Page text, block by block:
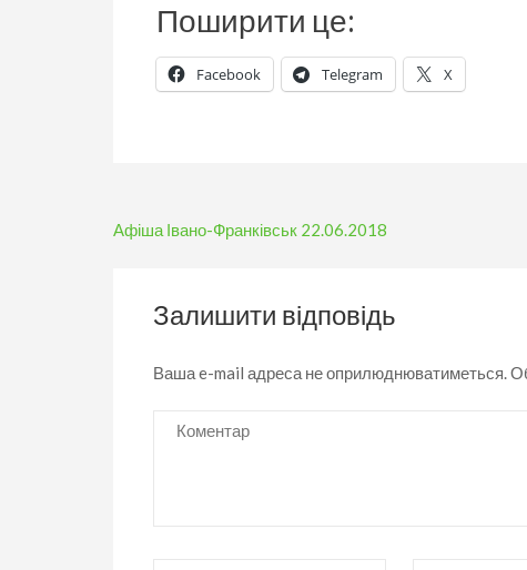
Поширити це:
Facebook Telegram X
Навігація
Афіша Івано-Франківськ 22.06.2018
Залишити відповідь
Ваша e-mail адреса не оприлюднюватиметься.
Коментар